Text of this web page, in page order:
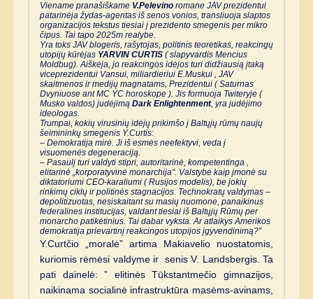
Viename pranašiškame V.Pelevino romane JAV prezidentui
patarinėja žydas-agentas iš senos vonios, transliuoja slaptos
organizacijos tekstus tiesiai į prezidento smegenis per mikro
čipus. Tai tapo 2025m realybe.
Yra toks JAV blogeris, rašytojas, politinis teoretikas, reakcingų
utopijų kūrėjas YARVIN CURTIS ( slapyvardis Mencius
Moldbug). Aiškėja, jo reakcingos idėjos turi didžiausią įtaką
viceprezidentui Vansui, miliardieriui E.Muskui , JAV
skaitmenos ir medijų magnatams, Prezidentui ( Saturnas
Dvyniuose ant MC YC horoskope ). Jis formuoja Twiteryje (
Musko valdos) judėjimą Dark Enlightenment, yra judėjimo
ideologas.
Trumpai, kokių virusinių idėjų prikimšo į Baltųjų rūmų naujų
šeimininkų smegenis Y.Curtis:
– Demokratija mirė. Ji iš esmės neefektyvi, veda į
visuomenės degeneraciją.
– Pasaulį turi valdyti stipri, autoritarinė, kompetentinga ,
elitarinė „korporatyvinė monarchija“. Valstybė kaip įmonė su
diktatoriumi CEO-karaliumi ( Rusijos modelis), be jokių
rinkimų ciklų ir politinės stagnacijos. Technokratų valdymas –
depolitizuotas, nesiskaitant su masių nuomone, panaikinus
federalines institucijas, valdant tiesiai iš Baltųjų Rūmų per
monarcho patikėtinius. Tai dabar vyksta. Ar atlaikys Amerikos
demokratija prievartinį reakcingos utopijos įgyvendinimą?”
Y.Curtčio „moralė” artima Makiavelio nuostatomis,
kuriomis rėmėsi valdyme ir senis V. Landsbergis. Ta
pati dainelė: ” elitinės Tūkstantmečio gimnazijos,
naikinama socialinė infrastruktūra masėms-avinams,